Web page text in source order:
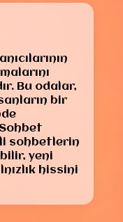
Bu odalar,
bir
sohbetlerin
yeni
hissini